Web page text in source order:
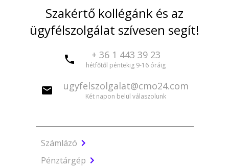
Szakértő kollégánk és az
ügyfélszolgálat szívesen segít!
+ 36 1 443 39 23
hétfőtől péntekig 9-16 óráig
ugyfelszolgalat@cmo24.com
Két napon belül válaszolunk
Számlázó
Pénztárgép